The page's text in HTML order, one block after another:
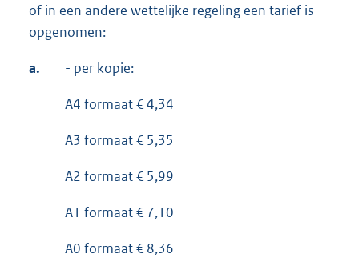
of in een andere wettelijke regeling een tarief is
opgenomen:
a. - per kopie:
A4 formaat € 4,34
A3 formaat € 5,35
A2 formaat € 5,99
A1 formaat € 7,10
A0 formaat € 8,36